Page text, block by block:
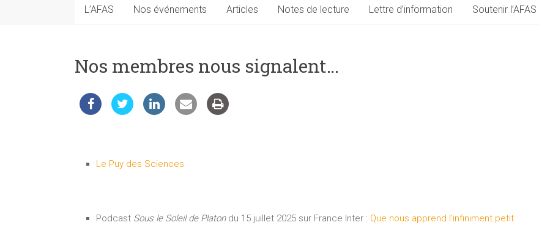
public
L’AFAS Nos événements Articles Notes de lecture Lettre d’information Soutenir l’AFAS
Nos membres nous signalent…
Le Puy des Sciences
Podcast Sous le Soleil de Platondu 15 juillet 2025 sur France Inter : Que nous apprend l’infiniment petit